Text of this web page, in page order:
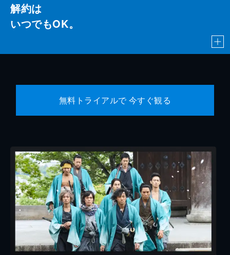
解約は
いつでもOK。
無料トライアルで 今すぐ観る